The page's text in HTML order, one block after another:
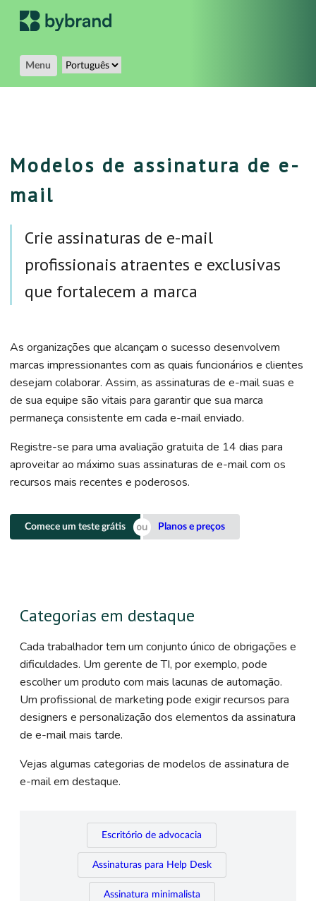
Menu
Modelos de assinatura de e-
mail
Crie assinaturas de e-mail
profissionais atraentes e exclusivas
que fortalecem a marca
As organizações que alcançam o sucesso desenvolvem
marcas impressionantes com as quais funcionários e clientes
desejam colaborar. Assim, as assinaturas de e-mail suas e
de sua equipe são vitais para garantir que sua marca
permaneça consistente em cada e-mail enviado.
Registre-se para uma avaliação gratuita de 14 dias para
aproveitar ao máximo suas assinaturas de e-mail com os
recursos mais recentes e poderosos.
Comece um teste grátis Planos e preços
Categorias em destaque
Cada trabalhador tem um conjunto único de obrigações e
dificuldades. Um gerente de TI, por exemplo, pode
escolher um produto com mais lacunas de automação.
Um profissional de marketing pode exigir recursos para
designers e personalização dos elementos da assinatura
de e-mail mais tarde.
Vejas algumas categorias de modelos de assinatura de
e-mail em destaque.
Escritório de advocacia
Assinaturas para Help Desk
Assinatura minimalista